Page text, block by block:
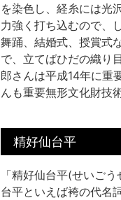
を染色し、経糸には光
力強く打ち込むので、
舞踊、結婚式、授賞式
で、立てばひだの織り
郎さんは平成14年に重
んも重要無形文化財技
精好仙台平
「精好仙台平(せいご
台平といえば袴の代名